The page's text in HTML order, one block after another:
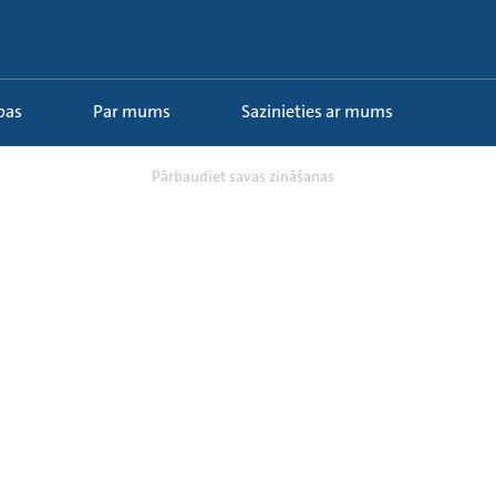
Par mums Sazinieties ar mums
Pārbaudiet savas zināšanas